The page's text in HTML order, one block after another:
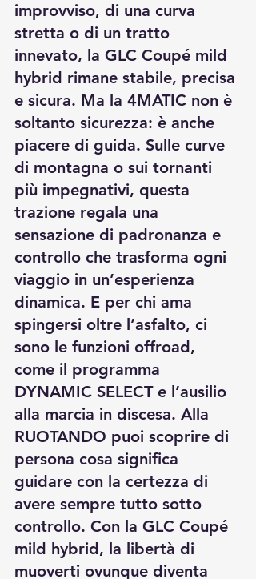
improvviso, di una curva
stretta o di un tratto
innevato, la GLC Coupé mild
hybrid rimane stabile, precisa
e sicura. Ma la 4MATIC non è
soltanto sicurezza: è anche
piacere di guida. Sulle curve
di montagna o sui tornanti
più impegnativi, questa
trazione regala una
sensazione di padronanza e
controllo che trasforma ogni
viaggio in un’esperienza
dinamica. E per chi ama
spingersi oltre l’asfalto, ci
sono le funzioni offroad,
come il programma
DYNAMIC SELECT e l’ausilio
alla marcia in discesa. Alla
RUOTANDO puoi scoprire di
persona cosa significa
guidare con la certezza di
avere sempre tutto sotto
controllo. Con la GLC Coupé
mild hybrid, la libertà di
muoverti ovunque diventa